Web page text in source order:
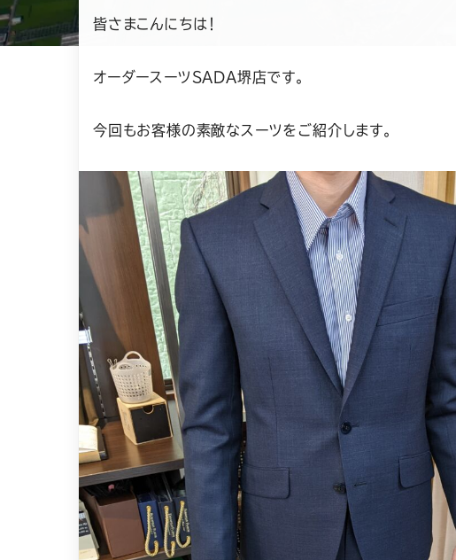
皆さまこんにちは！
オーダースーツSADA堺店です。
今回もお客様の素敵なスーツをご紹介します。